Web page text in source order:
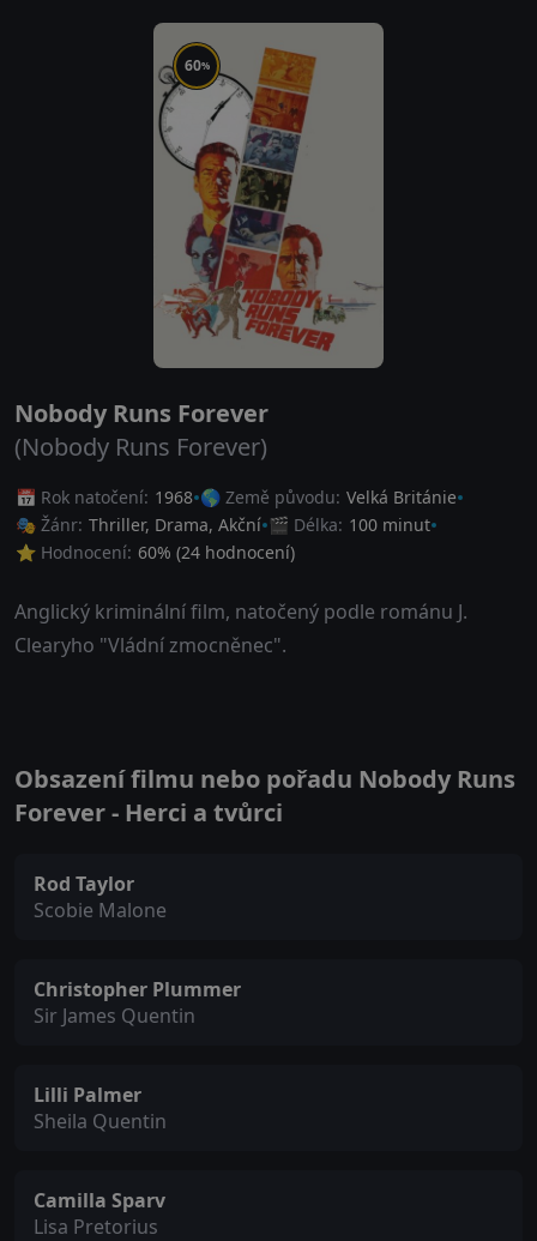
60%
Nobody Runs Forever
(Nobody Runs Forever)
📅 Rok natočení: 1968 🌎 Země původu: Velká Británie
🎭 Žánr: Thriller, Drama, Akční 🎬 Délka: 100 minut
⭐ Hodnocení: 60% (24 hodnocení)
Anglický kriminální film, natočený podle románu J.
Clearyho "Vládní zmocněnec".
Obsazení filmu nebo pořadu Nobody Runs
Forever - Herci a tvůrci
Rod Taylor
Scobie Malone
Christopher Plummer
Sir James Quentin
Lilli Palmer
Sheila Quentin
Camilla Sparv
Lisa Pretorius